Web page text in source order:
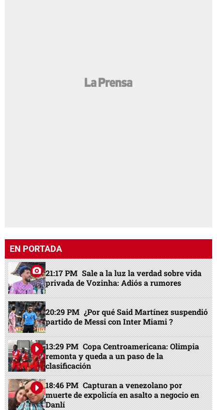
EN PORTADA
21:17 PM Sale a la luz la verdad sobre vida
privada de Vozinha: Adiós a rumores
20:29 PM ¿Por qué Said Martínez suspendió
partido de Messi con Inter Miami ?
13:29 PM Copa Centroamericana: Olimpia
remonta y queda a un paso de la
clasificación
18:46 PM Capturan a venezolano por
muerte de expolicía en asalto a negocio en
Danlí